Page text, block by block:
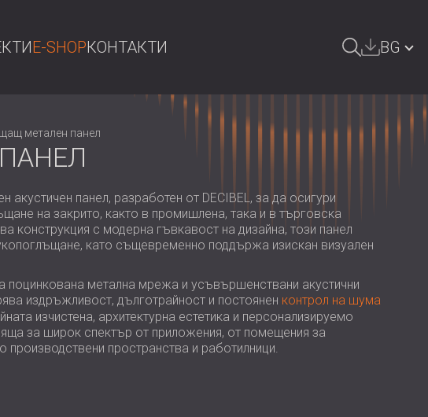
E-SHOPКОНТАКТИ BG
SRBIJA | RS
ROMÂNIA | RO
FINLAND | FI
РОССИЯ | RU
USA | US
метален панел
акустичен панел, разработен от DECIBEL, за да осигури
на закрито, както в промишлена, така и в търговска
конструкция с модерна гъвкавост на дизайна, този панел
като същевременно поддържа изискан визуален
поцинкована метална мрежа и усъвършенствани акустични
издръжливост, дълготрайност и постоянен контрол на шума
изчистена, архитектурна естетика и персонализируемо
за широк спектър от приложения, от помещения за
пространства и работилници.